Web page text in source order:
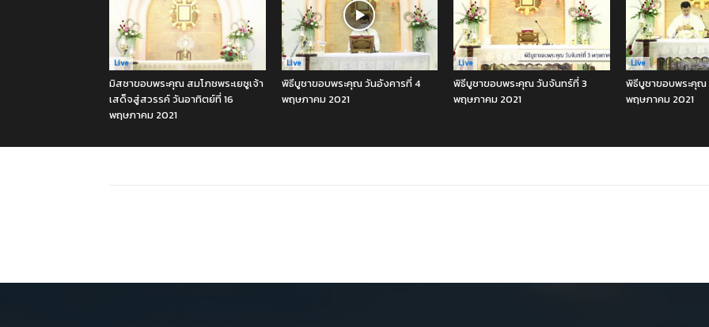
Live
มิสซาขอบพระคุณ สมโภชพระเยซูเจ้า
เสด็จสู่สวรรค์ วันอาทิตย์ที่ 16
พฤษภาคม 2021
Live
พิธีบูชาขอบพระคุณ วันอังคารที่ 4
พฤษภาคม 2021
Live
พิธีบูชาขอบพระคุณ วันจันทร์ที่ 3
พฤษภาคม 2021
Live
พิธีบูชาขอบพระคุณ
พฤษภาคม 2021